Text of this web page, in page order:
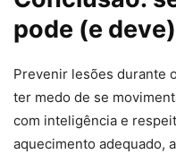
pode (e
Prevenir lesões durante
ter medo de se
com inteligência e
aquecimento adequado,